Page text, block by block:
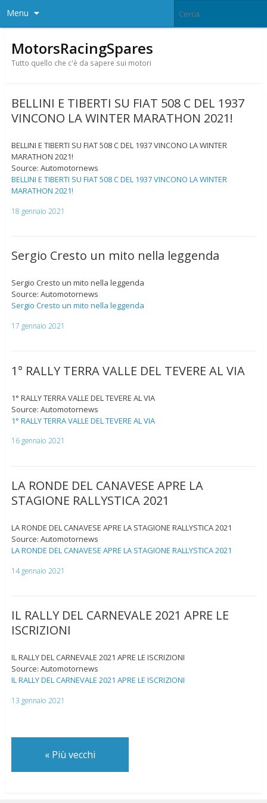
Menu
MotorsRacingSpares
Tutto quello che c'è da sapere sui motori
BELLINI E TIBERTI SU FIAT 508 C DEL 1937
VINCONO LA WINTER MARATHON 2021!
BELLINI E TIBERTI SU FIAT 508 C DEL 1937 VINCONO LA WINTER
MARATHON 2021!
Source: Automotornews
BELLINI E TIBERTI SU FIAT 508 C DEL 1937 VINCONO LA WINTER
MARATHON 2021!
18 gennaio 2021
Sergio Cresto un mito nella leggenda
Sergio Cresto un mito nella leggenda
Source: Automotornews
Sergio Cresto un mito nella leggenda
17 gennaio 2021
1° RALLY TERRA VALLE DEL TEVERE AL VIA
1° RALLY TERRA VALLE DEL TEVERE AL VIA
Source: Automotornews
1° RALLY TERRA VALLE DEL TEVERE AL VIA
16 gennaio 2021
LA RONDE DEL CANAVESE APRE LA
STAGIONE RALLYSTICA 2021
LA RONDE DEL CANAVESE APRE LA STAGIONE RALLYSTICA 2021
Source: Automotornews
LA RONDE DEL CANAVESE APRE LA STAGIONE RALLYSTICA 2021
14 gennaio 2021
IL RALLY DEL CARNEVALE 2021 APRE LE
ISCRIZIONI
IL RALLY DEL CARNEVALE 2021 APRE LE ISCRIZIONI
Source: Automotornews
IL RALLY DEL CARNEVALE 2021 APRE LE ISCRIZIONI
13 gennaio 2021
«Più vecchi